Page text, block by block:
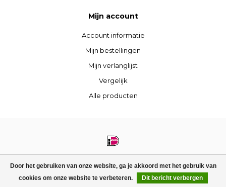
Door het gebruiken van onze website, ga je akkoord met het gebruik van
cookies om onze website te verbeteren.
Dit bericht verbergen
Mijn account
Account informatie
Mijn bestellingen
Mijn verlanglijst
Vergelijk
Alle producten
© Copyright 2026 STIJLdepartment - Powered byLightspeed- Theme by
Dyvelopment